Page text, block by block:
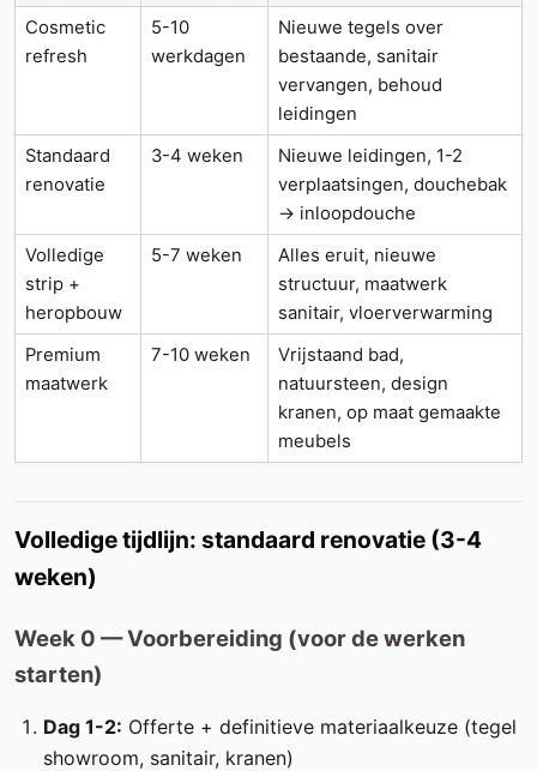
Cosmetic
refresh
5-10
werkdagen
Nieuwe tegels over
bestaande, sanitair
vervangen, behoud
leidingen
Standaard
renovatie
3-4 weken
Nieuwe leidingen, 1-2
verplaatsingen, douchebak
→ inloopdouche
Volledige
strip +
heropbouw
5-7 weken
Alles eruit, nieuwe
structuur, maatwerk
sanitair, vloerverwarming
Premium
maatwerk
7-10 weken
Vrijstaand bad,
natuursteen, design
kranen, op maat gemaakte
meubels
Volledige tijdlijn: standaard renovatie (3-4
weken)
Week 0 — Voorbereiding (voor de werken
starten)
Dag 1-2: Offerte + definitieve materiaalkeuze (tegel
showroom, sanitair, kranen)